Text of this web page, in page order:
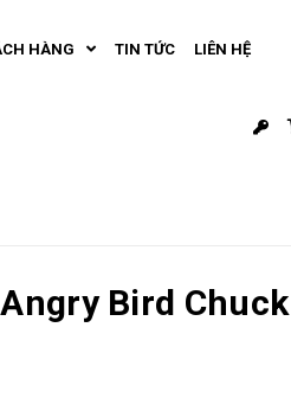
HÀNG TIN TỨC LIÊN HỆ
Bird Chuck